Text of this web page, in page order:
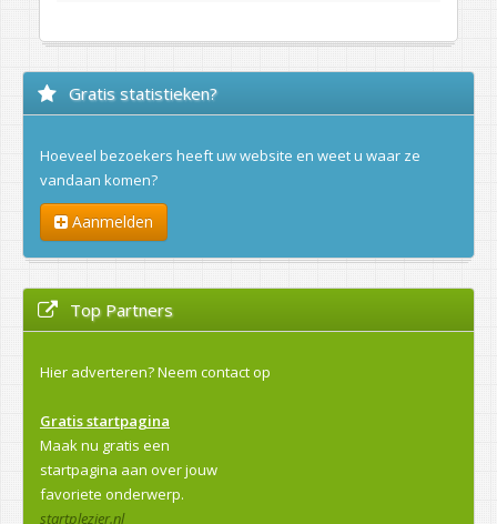
Gratis statistieken?
Hoeveel bezoekers heeft uw website en weet u waar ze
vandaan komen?
Aanmelden
Top Partners
Hier adverteren?Neem contact op
Gratis startpagina
Maak nu gratis een
startpagina aan over jouw
favoriete onderwerp.
startplezier.nl